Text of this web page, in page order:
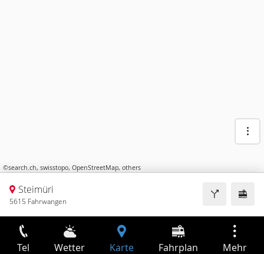
©search.ch, swisstopo, OpenStreetMap, others
Steimüri
5615 Fahrwangen
Tel Wetter Karte Fahrplan Mehr